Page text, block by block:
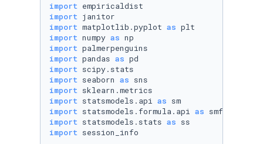
import
import
import matplotlib.pyplot as
import numpy as
import
import pandas as
import
import seaborn as
import
import statsmodels.api as
import statsmodels.formula.api as
import statsmodels.stats as
import session_info